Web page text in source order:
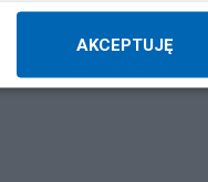
AKCEPTUJĘ